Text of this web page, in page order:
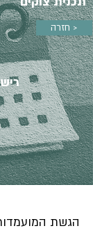
חזרה >
הגשת